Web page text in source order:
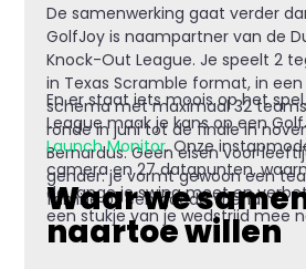
De samenwerking gaat verder
GolfJoy is naampartner van de
Knock-Out League. Je speelt 2
in Texas Scramble format, in
schema met maximaal 32
ronde in juni tot de finale in
Bernardus. Geen eisen voor
gender: je vormt gewoon een
familie of een goede vriend.
En er staat iets moois op het
League maak je kans op een
Launch Monitor. Onze
camera en 27 datapunten,
de range je swing meet en
een stukje van je wedstrijd mee
Waar we
naartoe willen